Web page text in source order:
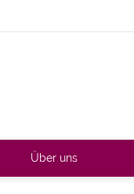
Über uns